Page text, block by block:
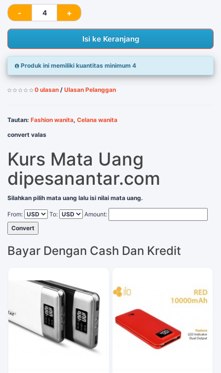
Isi ke Keranjang
Produk ini memiliki kuantitas minimum 4
0 ulasan / Ulasan Pelanggan
Tautan: Fashion wanita, Celana wanita
convert valas
Kurs Mata Uang
dipesanantar.com
Silahkan pilih mata uang lalu isi nilai mata uang.
From: To:
Amount:
Convert
Bayar Dengan Cash Dan Kredit